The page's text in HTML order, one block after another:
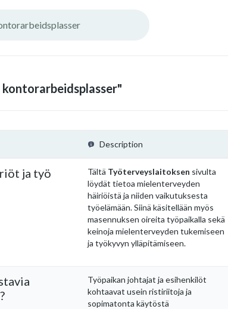
Description
ja työ Tältä Työterveyslaitoksen sivulta
löydät tietoa mielenterveyden
häiriöistä ja niiden vaikutuksesta
työelämään. Siinä käsitellään myös
masennuksen oireita työpaikalla sekä
keinoja mielenterveyden tukemiseen
ja työkyvyn ylläpitämiseen.
Työpaikan johtajat ja esihenkilöt
kohtaavat usein ristiriitoja ja
sopimatonta käytöstä